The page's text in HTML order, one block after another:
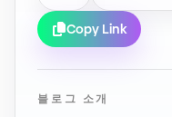
Copy Link
블로그 소개